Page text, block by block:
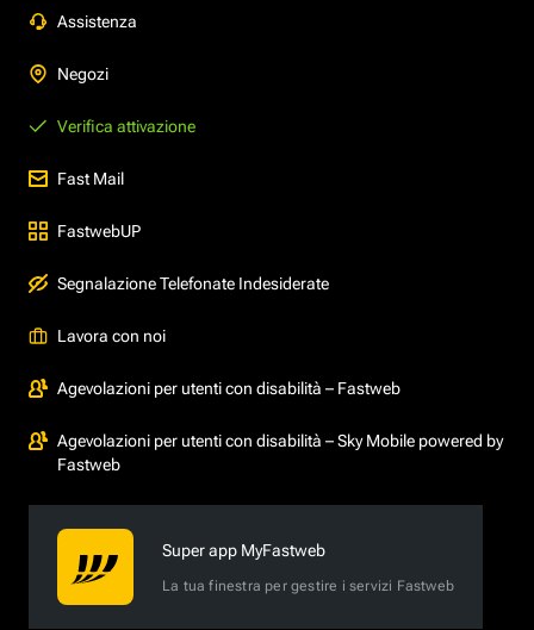
Assistenza
Negozi
Verifica attivazione
Fast Mail
FastwebUP
Segnalazione Telefonate Indesiderate
Lavora con noi
Agevolazioni per utenti con disabilità – Fastweb
Agevolazioni per utenti con disabilità – Sky Mobile powered by
Fastweb
Super app MyFastweb
La tua finestra per gestire i servizi Fastweb